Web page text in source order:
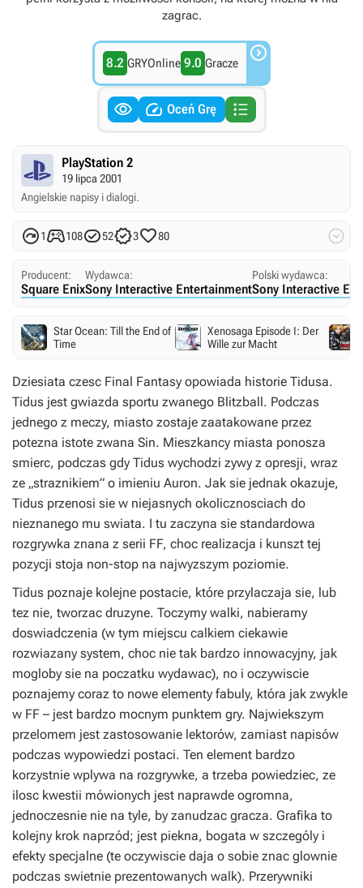
zagrac.
8.2 GRYOnline 9.0 Gracze 
  Oceń Grę 
PlayStation 2
19 lipca 2001
Angielskie napisy i dialogi.
110852380 
Producent:
Square Enix
Wydawca:
Sony Interactive Entertainment
Polski wydawca:
Sony Interactive
Star Ocean: Till the End of
Time
Xenosaga Episode I: Der
Wille zur Macht
Dziesiata czesc Final Fantasy opowiada historie Tidusa.
Tidus jest gwiazda sportu zwanego Blitzball. Podczas
jednego z meczy, miasto zostaje zaatakowane przez
potezna istote zwana Sin. Mieszkancy miasta ponosza
smierc, podczas gdy Tidus wychodzi zywy z opresji, wraz
ze „straznikiem” o imieniu Auron. Jak sie jednak okazuje,
Tidus przenosi sie w niejasnych okolicznosciach do
nieznanego mu swiata. I tu zaczyna sie standardowa
rozgrywka znana z serii FF, choc realizacja i kunszt tej
pozycji stoja non-stop na najwyzszym poziomie.
Tidus poznaje kolejne postacie, które przylaczaja sie, lub
tez nie, tworzac druzyne. Toczymy walki, nabieramy
doswiadczenia (w tym miejscu calkiem ciekawie
rozwiazany system, choc nie tak bardzo innowacyjny, jak
mogloby sie na poczatku wydawac), no i oczywiscie
poznajemy coraz to nowe elementy fabuly, która jak zwykle
w FF – jest bardzo mocnym punktem gry. Najwiekszym
przelomem jest zastosowanie lektorów, zamiast napisów
podczas wypowiedzi postaci. Ten element bardzo
korzystnie wplywa na rozgrywke, a trzeba powiedziec, ze
ilosc kwestii mówionych jest naprawde ogromna,
jednoczesnie nie na tyle, by zanudzac gracza. Grafika to
kolejny krok naprzód; jest piekna, bogata w szczególy i
efekty specjalne (te oczywiscie daja o sobie znac glownie
podczas swietnie prezentowanych walk). Przerywniki